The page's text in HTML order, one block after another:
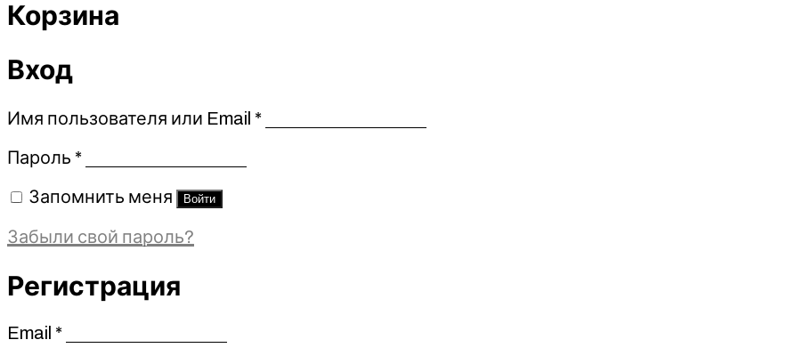
Корзина
Вход
Имя пользователя или Email *Обязательно
Пароль *Обязательно
Запомнить меня Войти
Забыли свой пароль?
Регистрация
Email *Обязательно